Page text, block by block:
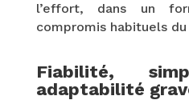
l’effort, dans un
compromis habituels du
Fiabilité,
adaptabilité